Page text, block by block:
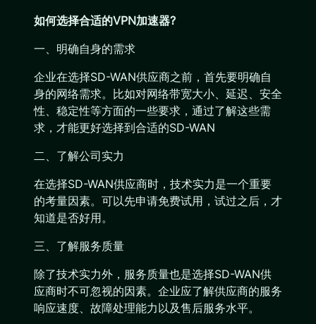
如何选择合适的VPN加速器?
一、明确自身的需求
企业在选择SD-WAN供应商之前，首先要明确自
身的网络需求。比如对网络带宽大小、延迟、安全
性、稳定性等方面的一些要求，通过了解这些需
求，才能更好选择到合适的SD-WAN
二、了解公司实力
在选择SD-WAN供应商时，技术实力是一个重要
的考量因素。可以先申请免费试用，试过之后，才
知道是否好用。
三、了解服务质量
除了技术实力外，服务质量也是选择SD-WAN供
应商时不可忽视的因素。企业应了解供应商的服务
响应速度、故障处理能力以及售后服务水平。